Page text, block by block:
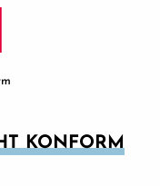
KONFORM